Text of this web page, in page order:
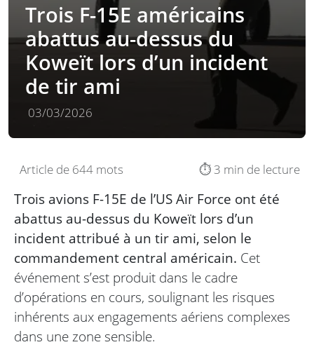
Trois F-15E américains
abattus au-dessus du
Koweït lors d’un incident
de tir ami
03/03/2026
Article de 644 mots ⏱️ 3 min de lecture
Trois avions F-15E de l’US Air Force ont été
abattus au-dessus du Koweït lors d’un
incident attribué à un tir ami, selon le
commandement central américain. Cet
événement s’est produit dans le cadre
d’opérations en cours, soulignant les risques
inhérents aux engagements aériens complexes
dans une zone sensible.